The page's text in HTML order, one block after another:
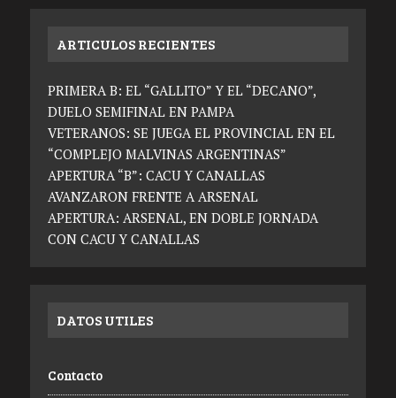
ARTICULOS RECIENTES
PRIMERA B: EL “GALLITO” Y EL “DECANO”,
DUELO SEMIFINAL EN PAMPA
VETERANOS: SE JUEGA EL PROVINCIAL EN EL
“COMPLEJO MALVINAS ARGENTINAS”
APERTURA “B”: CACU Y CANALLAS
AVANZARON FRENTE A ARSENAL
APERTURA: ARSENAL, EN DOBLE JORNADA
CON CACU Y CANALLAS
DATOS UTILES
Contacto